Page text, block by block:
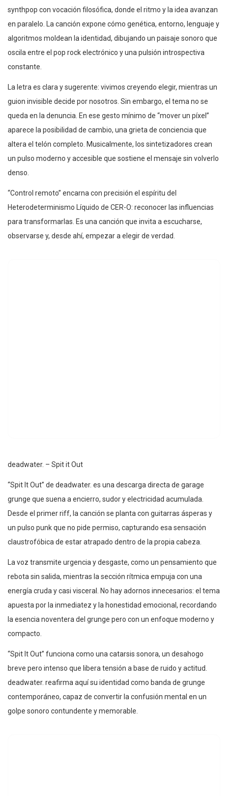
synthpop con vocación filosófica, donde el ritmo y la idea avanzan
en paralelo. La canción expone cómo genética, entorno, lenguaje y
algoritmos moldean la identidad, dibujando un paisaje sonoro que
oscila entre el pop rock electrónico y una pulsión introspectiva
constante.
La letra es clara y sugerente: vivimos creyendo elegir, mientras un
guion invisible decide por nosotros. Sin embargo, el tema no se
queda en la denuncia. En ese gesto mínimo de “mover un píxel”
aparece la posibilidad de cambio, una grieta de conciencia que
altera el telón completo. Musicalmente, los sintetizadores crean
un pulso moderno y accesible que sostiene el mensaje sin volverlo
denso.
“Control remoto” encarna con precisión el espíritu del
Heterodeterminismo Líquido de CER-O: reconocer las influencias
para transformarlas. Es una canción que invita a escucharse,
observarse y, desde ahí, empezar a elegir de verdad.
deadwater. – Spit it Out
“Spit It Out” de deadwater. es una descarga directa de garage
grunge que suena a encierro, sudor y electricidad acumulada.
Desde el primer riff, la canción se planta con guitarras ásperas y
un pulso punk que no pide permiso, capturando esa sensación
claustrofóbica de estar atrapado dentro de la propia cabeza.
La voz transmite urgencia y desgaste, como un pensamiento que
rebota sin salida, mientras la sección rítmica empuja con una
energía cruda y casi visceral. No hay adornos innecesarios: el tema
apuesta por la inmediatez y la honestidad emocional, recordando
la esencia noventera del grunge pero con un enfoque moderno y
compacto.
“Spit It Out” funciona como una catarsis sonora, un desahogo
breve pero intenso que libera tensión a base de ruido y actitud.
deadwater. reafirma aquí su identidad como banda de grunge
contemporáneo, capaz de convertir la confusión mental en un
golpe sonoro contundente y memorable.